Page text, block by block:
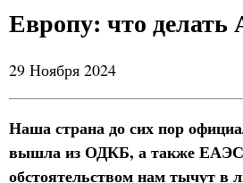
Европу: что делать
29 Ноября 2024
Наша страна до сих пор
вышла из ОДКБ, а также
обстоятельством нам тычут в